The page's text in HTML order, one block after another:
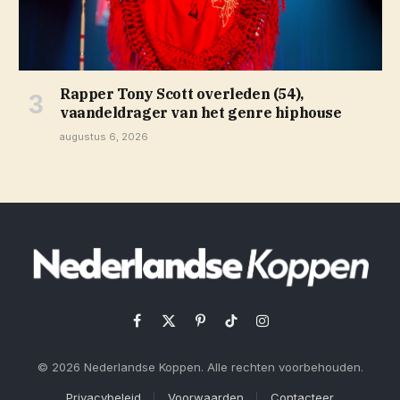
Rapper Tony Scott overleden (54),
vaandeldrager van het genre hiphouse
augustus 6, 2026
Facebook
X
PinterestTikTokInstagram
© 2026 Nederlandse Koppen. Alle rechten voorbehouden.
Privacybeleid Voorwaarden Contacteer